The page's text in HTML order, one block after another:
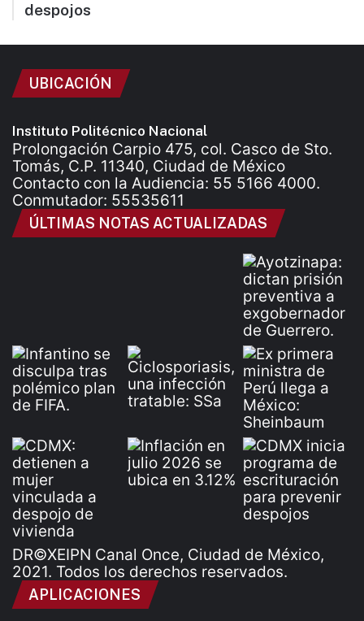
despojos
UBICACIÓN
Instituto Politécnico Nacional
Prolongación Carpio 475, col. Casco de Sto.
Tomás, C.P. 11340, Ciudad de México
Contacto con la Audiencia: 55 5166 4000.
Conmutador: 55535611
ÚLTIMAS NOTAS ACTUALIZADAS
DR©XEIPN Canal Once, Ciudad de México,
2021. Todos los derechos reservados.
APLICACIONES